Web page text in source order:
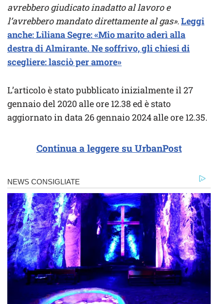
avrebbero giudicato inadatto al lavoro e
l’avrebbero mandato direttamente al gas».Leggi
anche: Liliana Segre: «Mio marito aderì alla
destra di Almirante. Ne soffrivo, gli chiesi di
scegliere: lasciò per amore»
L’articolo è stato pubblicato inizialmente il 27
gennaio del 2020 alle ore 12.38 ed è stato
aggiornato in data 26 gennaio 2024 alle ore 12.35.
Continua a leggere su UrbanPost